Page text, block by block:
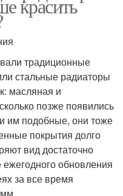
красить
традиционные
стальные радиаторы
масляная и
позже появились
им подобные, они тоже
покрытия долго
вид достаточно
ежегодного обновления
за все время